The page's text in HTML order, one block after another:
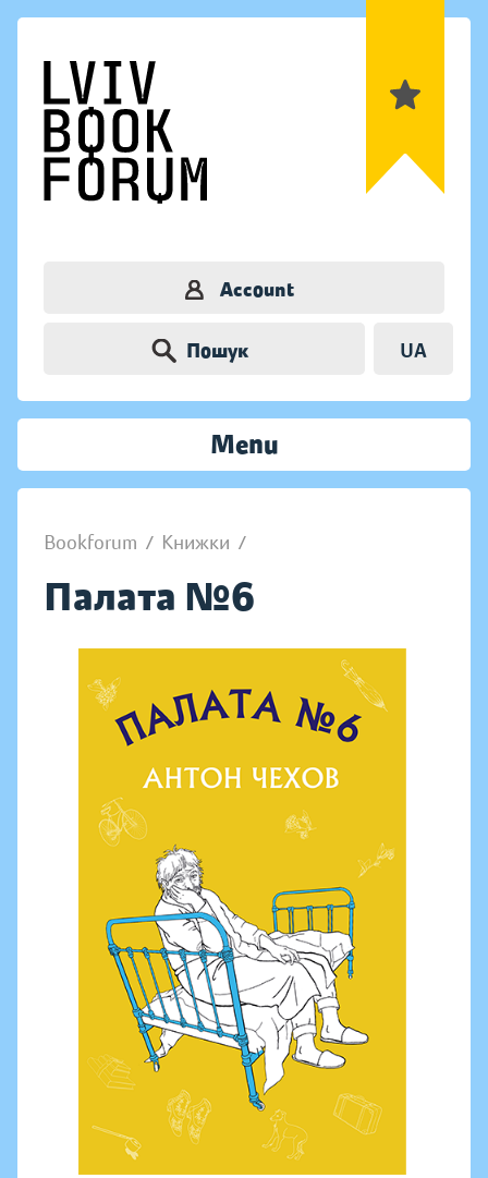
Account
Пошук UA
Menu
Bookforum / Книжки /
Палата №6